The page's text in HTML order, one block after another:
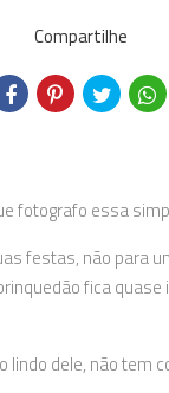
Compartilhe
fotografo essa
festas, não para
fica
lindo dele, não tem